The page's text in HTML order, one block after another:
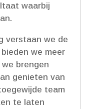
waarbij
verstaan we de
we meer
brengen
genieten van
team
te laten